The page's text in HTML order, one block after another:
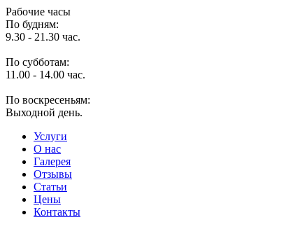
Рабочие часы
По будням:
9.30 - 21.30 час.
По субботам:
11.00 - 14.00 час.
По воскресеньям:
Выходной день.
Услуги
O нас
Галерея
Отзывы
Статьи
Цены
Контакты